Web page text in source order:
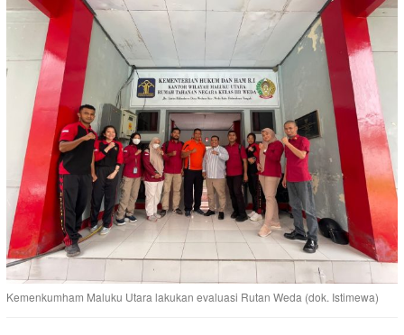
Kemenkumham Maluku Utara lakukan evaluasi Rutan Weda (dok. Istimewa)